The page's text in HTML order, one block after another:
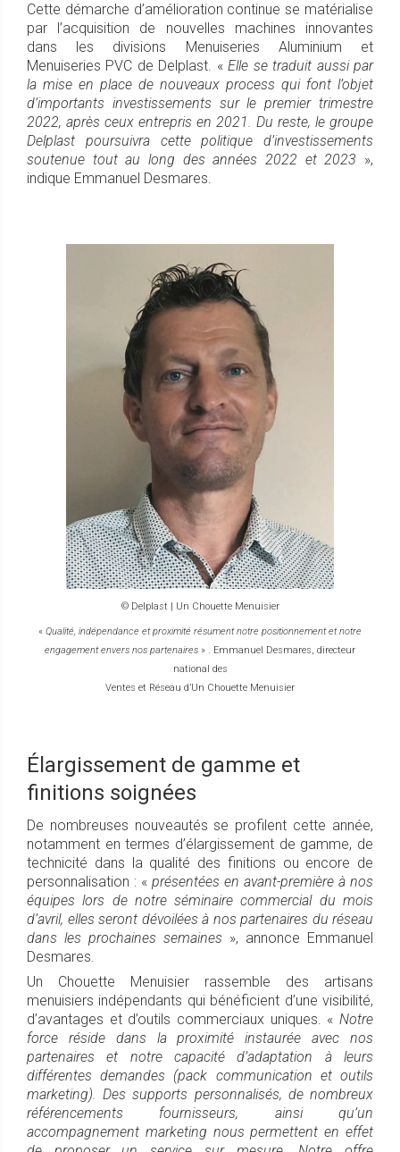
Cette démarche d’amélioration continue se matérialise
par l’acquisition de nouvelles machines innovantes
dans les divisions Menuiseries Aluminium et
Menuiseries PVC de Delplast. «Elle se traduit aussi par
la mise en place de nouveaux process qui font l’objet
d’importants investissements sur le premier trimestre
2022, après ceux entrepris en 2021. Du reste, le groupe
Delplast poursuivra cette politique d’investissements
soutenue tout au long des années 2022 et 2023 »,
indique Emmanuel Desmares.
© Delplast | Un Chouette Menuisier
« Qualité, indépendance et proximité résument notre positionnement et notre
engagement envers nos partenaires » . Emmanuel Desmares, directeur
national des
Ventes et Réseau d’Un Chouette Menuisier
Élargissement de gamme et
finitions soignées
De nombreuses nouveautés se profilent cette année,
notamment en termes d’élargissement de gamme, de
technicité dans la qualité des finitions ou encore de
personnalisation : « présentées en avant-première à nos
équipes lors de notre séminaire commercial du mois
d’avril, elles seront dévoilées à nos partenaires du réseau
dans les prochaines semaines », annonce Emmanuel
Desmares.
Un Chouette Menuisier rassemble des artisans
menuisiers indépendants qui bénéficient d’une visibilité,
d’avantages et d’outils commerciaux uniques. « Notre
force réside dans la proximité instaurée avec nos
partenaires et notre capacité d’adaptation à leurs
différentes demandes (pack communication et outils
marketing). Des supports personnalisés, de nombreux
référencements fournisseurs, ainsi qu’un
accompagnement marketing nous permettent en effet